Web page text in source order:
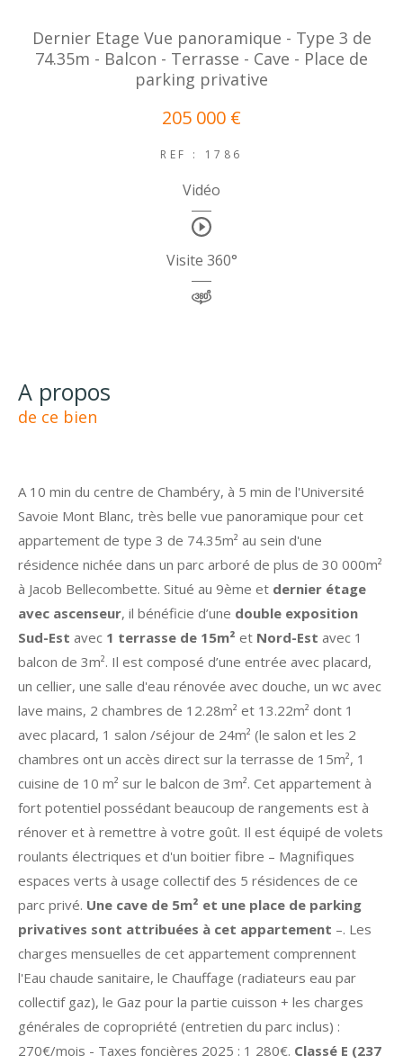
Dernier Etage Vue panoramique - Type 3 de
74.35m - Balcon - Terrasse - Cave - Place de
parking privative
205 000 €
REF : 1786
Vidéo
Visite 360°
a propos
de ce bien
A 10 min du centre de Chambéry, à 5 min de l'Université
Savoie Mont Blanc, très belle vue panoramique pour cet
appartement de type 3 de 74.35m² au sein d'une
résidence nichée dans un parc arboré de plus de 30 000m²
à Jacob Bellecombette. Situé au 9ème et dernier étage
avec ascenseur, il bénéficie d’une double exposition
Sud-Est avec 1 terrasse de 15m² et Nord-Est avec 1
balcon de 3m². Il est composé d’une entrée avec placard,
un cellier, une salle d'eau rénovée avec douche, un wc avec
lave mains, 2 chambres de 12.28m² et 13.22m² dont 1
avec placard, 1 salon /séjour de 24m² (le salon et les 2
chambres ont un accès direct sur la terrasse de 15m², 1
cuisine de 10 m² sur le balcon de 3m². Cet appartement à
fort potentiel possédant beaucoup de rangements est à
rénover et à remettre à votre goût. Il est équipé de volets
roulants électriques et d'un boitier fibre – Magnifiques
espaces verts à usage collectif des 5 résidences de ce
parc privé. Une cave de 5m² et une place de parking
privatives sont attribuées à cet appartement –. Les
charges mensuelles de cet appartement comprennent
l'Eau chaude sanitaire, le Chauffage (radiateurs eau par
collectif gaz), le Gaz pour la partie cuisson + les charges
générales de copropriété (entretien du parc inclus) :
270€/mois - Taxes foncières 2025 : 1 280€. Classé E (237